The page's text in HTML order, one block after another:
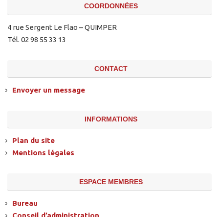
COORDONNÉES
4 rue Sergent Le Flao – QUIMPER
Tél. 02 98 55 33 13
CONTACT
Envoyer un message
INFORMATIONS
Plan du site
Mentions légales
ESPACE MEMBRES
Bureau